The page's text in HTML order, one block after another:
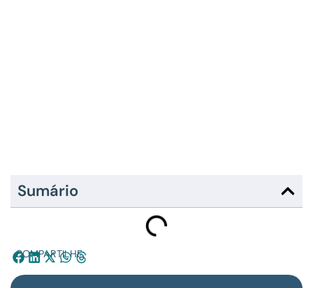
Sumário
COMPARTILHE: